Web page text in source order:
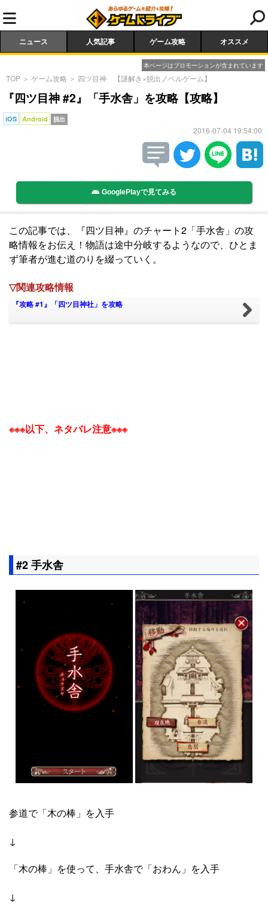
ニュース 人気記事 ゲーム攻略 オススメ
本ページはプロモーションが含まれています
TOP ＞ ゲーム攻略 ＞ 四ツ目神 【謎解き×脱出ノベルゲーム】
『四ツ目神 #2』「手水舎」を攻略【攻略】
iOS Android 脱出
2016-07-04 19:54:00
GooglePlayで見てみる
この記事では、『四ツ目神』のチャート2「手水舎」の攻
略情報をお伝え！物語は途中分岐するようなので、ひとま
ず筆者が進む道のりを綴っていく。
▽関連攻略情報
『攻略 #1』「四ツ目神社」を攻略
※※※以下、ネタバレ注意※※※
#2 手水舎
参道で「木の棒」を入手
↓
「木の棒」を使って、手水舎で「おわん」を入手
↓